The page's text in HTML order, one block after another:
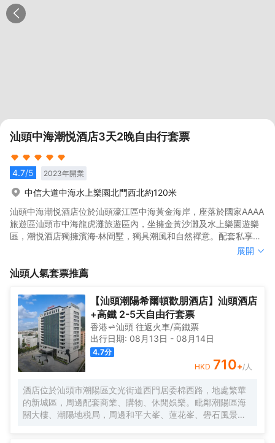
汕頭中海潮悦酒店3天2晚自由行套票
4.7/5 2023年開業
中信大道中海水上樂園北門西北約120米
汕頭中海潮悦酒店位於汕頭濠江區中海黃金海岸，座落於國家AAAA
旅遊區汕頭市中海龍虎灘旅遊區內，坐擁金黃沙灘及水上樂園遊樂
區，潮悦酒店獨擁濱海·林間墅，獨具潮風和自然禪意。配套私享庭
院、全日制餐廳等，是沉浸式親子休閒度假聖地和海濱商旅的理想
汕頭中海潮悦酒店位於汕頭濠江區中海黃金海岸，座落於國家AAAA
區，潮悦酒店獨擁濱海·林間墅，獨具潮風和自然禪意。配套私享庭
場所。
展開
汕頭人氣套票推薦
【汕頭潮陽希爾頓歡朋酒店】汕頭酒店
+高鐵 2-5天自由行套票
香港 汕頭 往返火車/高鐵票
出行日期: 08月13日 - 08月14日
4.7分
HKD 710+/人
酒店位於汕頭市潮陽區文光街道西門居委棉西路，地處繁華
的新城區，周邊配套商業、購物、休閒娛樂。毗鄰潮陽區海
關大樓、潮陽地税局，周邊和平大峯、蓮花峯、礐石風景旅